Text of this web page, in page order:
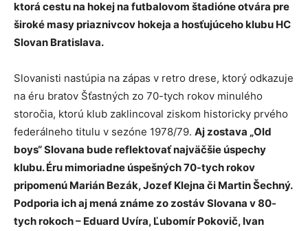
ktorá cestu na hokej na futbalovom štadióne otvára pre
široké masy priaznivcov hokeja a hosťujúceho klubu HC
Slovan Bratislava.
Slovanisti nastúpia na zápas v retro drese, ktorý odkazuje
na éru bratov Šťastných zo 70-tych rokov minulého
storočia, ktorú klub zaklincoval ziskom historicky prvého
federálneho titulu v sezóne 1978/79. Aj zostava „Old
boys“ Slovana bude reflektovať najväčšie úspechy
klubu. Éru mimoriadne úspešných 70-tych rokov
pripomenú Marián Bezák, Jozef Klejna či Martin Šechný.
Podporia ich aj mená známe zo zostáv Slovana v 80-
tych rokoch – Eduard Uvíra, Ľubomír Pokovič, Ivan